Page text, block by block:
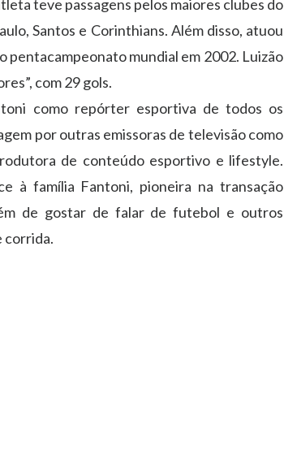
teve passagens pelos maiores clubes do
Santos e Corinthians. Além disso, atuou
pentacampeonato mundial em 2002. Luizão
com 29 gols.
como repórter esportiva de todos os
por outras emissoras de televisão como
de conteúdo esportivo e lifestyle.
à família Fantoni, pioneira na transação
de gostar de falar de futebol e outros
corrida.